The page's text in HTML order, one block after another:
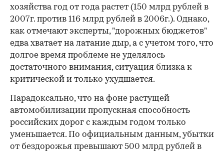
хозяйства год от года растет (150 млрд рублей в
2007г. против 116 млрд рублей в 2006г.). Однако,
как отмечают эксперты, "дорожных бюджетов"
едва хватает на латание дыр, а с учетом того, что
долгое время проблеме не уделялось
достаточного внимания, ситуация близка к
критической и только ухудшается.
Парадоксально, что на фоне растущей
автомобилизации пропускная способность
российских дорог с каждым годом только
уменьшается. По официальным данным, убытки
от бездорожья превышают 500 млрд рублей в